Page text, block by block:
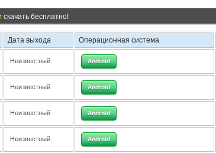
скачать бесплатно!
Дата выхода Операционная система
Неизвестный Android
Неизвестный Android
Неизвестный Android
Неизвестный Android